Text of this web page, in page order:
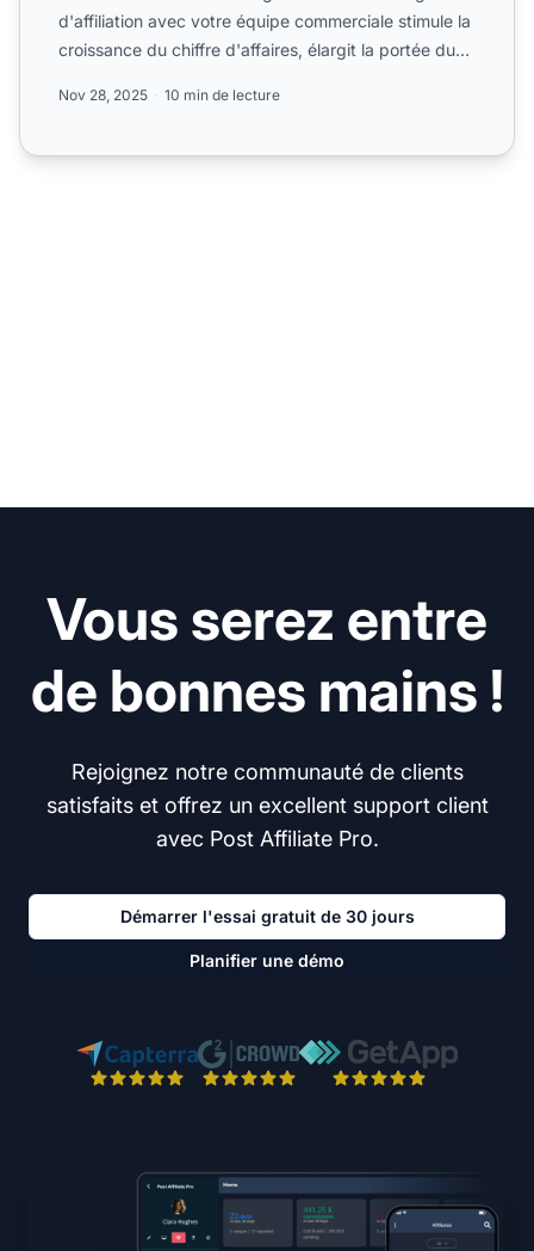
d'affiliation avec votre équipe commerciale stimule la
croissance du chiffre d'affaires, élargit la portée du
Nov 28, 2025 10 min de lecture
Vous serez entre
de bonnes mains !
Rejoignez notre communauté de clients
satisfaits et offrez un excellent support client
avec Post Affiliate Pro.
Démarrer l'essai gratuit de 30 jours
Planifier une démo